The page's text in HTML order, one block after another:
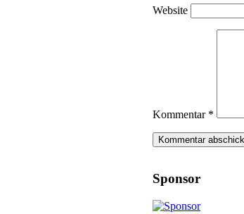
Website
Kommentar *
Sponsor